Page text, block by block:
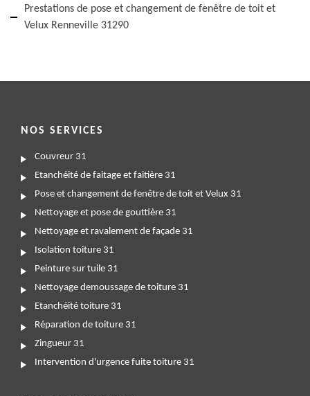
Prestations de pose et changement de fenêtre de toit et
Velux Renneville 31290
NOS SERVICES
Couvreur 31
Etanchéité de faitage et faitière 31
Pose et changement de fenêtre de toit et Velux 31
Nettoyage et pose de gouttière 31
Nettoyage et ravalement de façade 31
Isolation toiture 31
Peinture sur tuile 31
Nettoyage demoussage de toiture 31
Etanchéité toiture 31
Réparation de toiture 31
Zingueur 31
Intervention d'urgence fuite toiture 31